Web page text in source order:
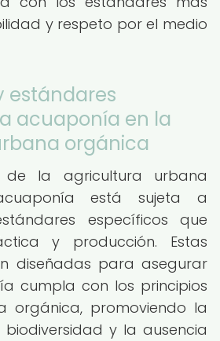
y respeto por el medio
estándares
acuaponía en la
orgánica
de la agricultura urbana
está sujeta a
específicos que
y producción. Estas
diseñadas para asegurar
cumpla con los principios
orgánica, promoviendo la
biodiversidad y la ausencia